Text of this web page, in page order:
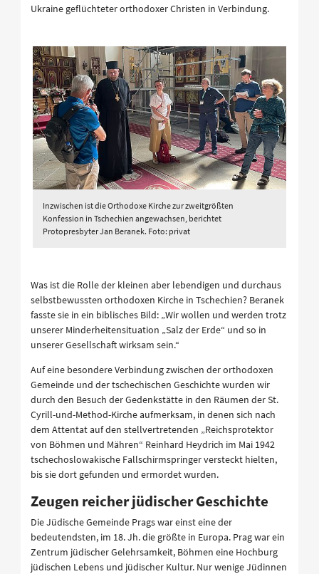
Ukraine geflüchteter orthodoxer Christen in Verbindung.
Inzwischen ist die Orthodoxe Kirche zur zweitgrößten
Konfession in Tschechien angewachsen, berichtet
Protopresbyter Jan Beranek. Foto: privat
Was ist die Rolle der kleinen aber lebendigen und durchaus
selbstbewussten orthodoxen Kirche in Tschechien? Beranek
fasste sie in ein biblisches Bild: „Wir wollen und werden trotz
unserer Minderheitensituation „Salz der Erde“ und so in
unserer Gesellschaft wirksam sein.“
Auf eine besondere Verbindung zwischen der orthodoxen
Gemeinde und der tschechischen Geschichte wurden wir
durch den Besuch der Gedenkstätte in den Räumen der St.
Cyrill-und-Method-Kirche aufmerksam, in denen sich nach
dem Attentat auf den stellvertretenden „Reichsprotektor
von Böhmen und Mähren“ Reinhard Heydrich im Mai 1942
tschechoslowakische Fallschirmspringer versteckt hielten,
bis sie dort gefunden und ermordet wurden.
Zeugen reicher jüdischer Geschichte
Die Jüdische Gemeinde Prags war einst eine der
bedeutendsten, im 18. Jh. die größte in Europa. Prag war ein
Zentrum jüdischer Gelehrsamkeit, Böhmen eine Hochburg
jüdischen Lebens und jüdischer Kultur. Nur wenige Jüdinnen